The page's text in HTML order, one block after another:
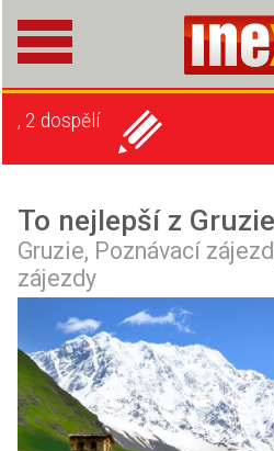
, 2 dospělí
To nejlepší z Gruzie
Gruzie, Poznávací
zájezdy